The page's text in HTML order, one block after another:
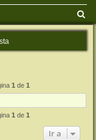
u
1 de 1
1 de 1
Ir a